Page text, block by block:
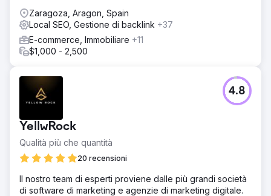
Zaragoza, Aragon, Spain
Local SEO, Gestione di backlink +37
E-commerce, Immobiliare +11
$1,000 - 2,500
YellwRock
Qualità più che quantità
20 recensioni
4.8
Il nostro team di esperti proviene dalle più grandi società
di software di marketing e agenzie di marketing digitale.